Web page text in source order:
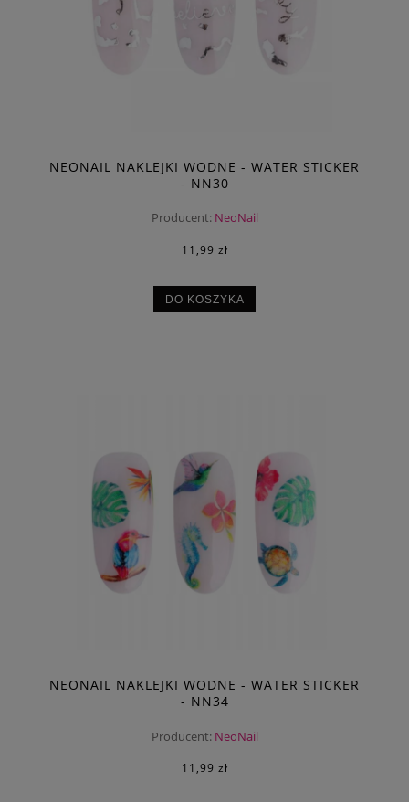
NEONAIL NAKLEJKI WODNE - WATER STICKER
- NN30
Producent: NeoNail
11,99 zł
DO KOSZYKA
NEONAIL NAKLEJKI WODNE - WATER STICKER
- NN34
Producent: NeoNail
11,99 zł